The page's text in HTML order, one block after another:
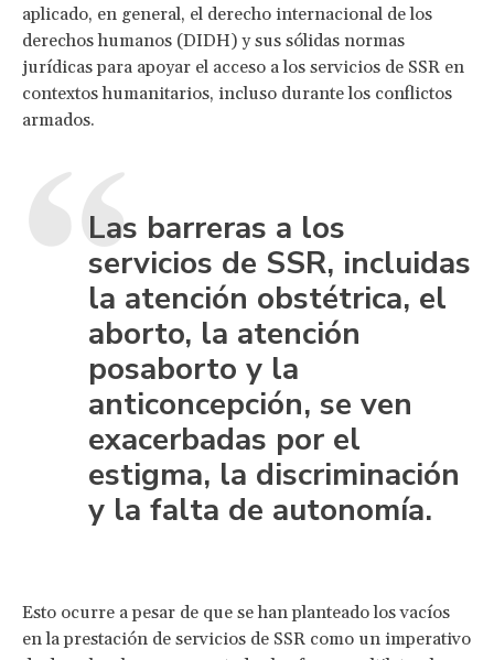
aplicado, en general, el derecho internacional de los
derechos humanos (DIDH) y sus sólidas normas
jurídicas para apoyar el acceso a los servicios de SSR en
contextos humanitarios, incluso durante los conflictos
armados.
Las barreras a los
servicios de SSR, incluidas
la atención obstétrica, el
aborto, la atención
posaborto y la
anticoncepción, se ven
exacerbadas por el
estigma, la discriminación
y la falta de autonomía.
Esto ocurre a pesar de que se han planteado los vacíos
en la prestación de servicios de SSR como un imperativo